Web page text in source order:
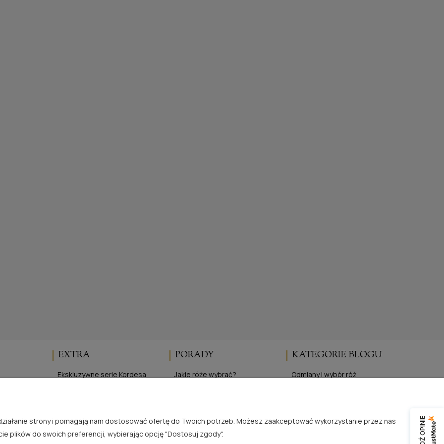
EXTRA
Ekskluzywne serie Kordesa
PORADY
Jakie róże wybrać?
Zasady uprawy róż
KATEGORIE BLOGU
Odmiany i wybór róż
Publikacje i media o RosaĆwik
strony i pomagają nam dostosować ofertę do Twoich potrzeb. Możesz zaakceptować wykorzystanie przez nas
plików do swoich preferencji, wybierając opcję "Dostosuj zgody".